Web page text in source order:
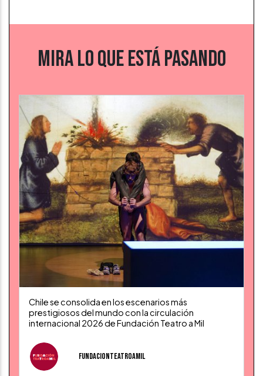
MIRA LO QUE ESTÁ PASANDO
Chile se consolida en los escenarios más
prestigiosos del mundo con la circulación
internacional 2026 de Fundación Teatro a Mil
fundacionteatroamil